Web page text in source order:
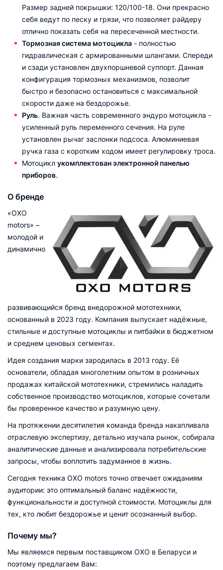
Размер задней покрышки: 120/100-18. Они прекрасно
себя ведут по песку и грязи, что позволяет райдеру
отлично показать себя на пересеченной местности.
Тормозная система мотоцикла - полностью
гидравлическая с армированными шлангами. Спереди
и сзади установлен двухпоршневой суппорт. Данная
конфигурация тормозных механизмов, позволит
быстро и безопасно остановиться с максимальной
скорости даже на бездорожье.
Руль. Важная часть современного эндуро мотоцикла -
усиленный руль переменного сечения. На руле
установлен рычаг заслонки подсоса. Алюминиевая
ручка газа с коротким ходом имеет регулировку троса.
Мотоцикл укомплектован электронной панелью
приборов.
О бренде
«OXO
motors» –
молодой и
динамично
развивающийся бренд внедорожной мототехники,
основанный в 2023 году. Компания выпускает надёжные,
стильные и доступные мотоциклы и питбайки в бюджетном
и среднем ценовых сегментах.
Идея создания марки зародилась в 2013 году. Её
основатели, обладая многолетним опытом в розничных
продажах китайской мототехники, стремились наладить
собственное производство мотоциклов, которые сочетали
бы проверенное качество и разумную цену.
На протяжении десятилетия команда бренда накапливала
отраслевую экспертизу, детально изучала рынок, собирала
аналитические данные и анализировала потребительские
запросы, чтобы воплотить задуманное в жизнь.
Сегодня техника OXO motors точно отвечает ожиданиям
аудитории: это оптимальный баланс надёжности,
функциональности и доступной стоимости. Мотоциклы для
тех, кто любит бездорожье и ценит осознанный выбор.
Почему мы?
Мы являемся первым поставщиком OXO в Беларуси и
поэтому предлагаем Вам: